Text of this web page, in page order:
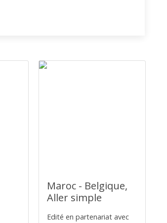
Maroc - Belgique,
Aller simple
Edité en partenariat avec